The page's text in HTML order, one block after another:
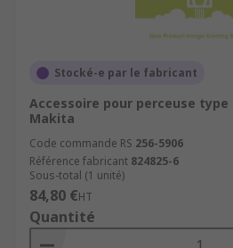
Stocké-e par le fabricant
Accessoire pour perceuse
Makita
Code commande RS 256-5906
Référence fabricant 824825-6
Sous-total (1 unité)
84,80 €HT
Quantité